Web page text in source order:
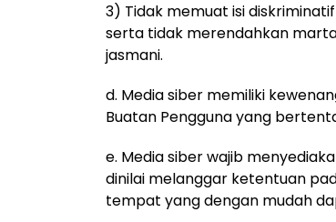
3) Tidak memuat isi
serta tidak merendahkan
jasmani.
d. Media siber memiliki
Buatan Pengguna yang
e. Media siber wajib
dinilai melanggar ketentuan
tempat yang dengan mudah